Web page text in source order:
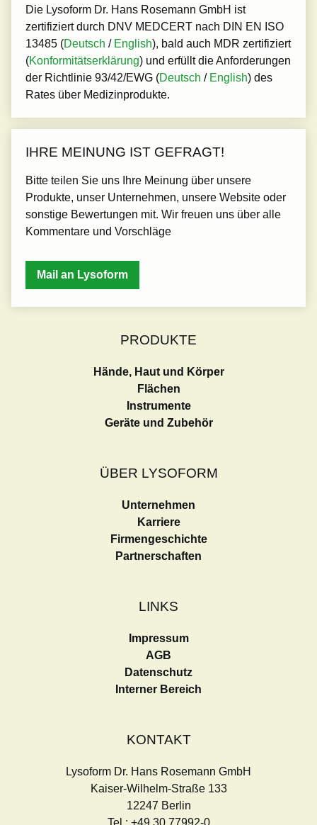
Die Lysoform Dr. Hans Rosemann GmbH ist
zertifiziert durch DNV MEDCERT nach DIN EN ISO
13485 (Deutsch / English), bald auch MDR zertifiziert
(Konformitätserklärung) und erfüllt die Anforderungen
der Richtlinie 93/42/EWG (Deutsch / English) des
Rates über Medizinprodukte.
IHRE MEINUNG IST GEFRAGT!
Bitte teilen Sie uns Ihre Meinung über unsere
Produkte, unser Unternehmen, unsere Website oder
sonstige Bewertungen mit. Wir freuen uns über alle
Kommentare und Vorschläge
Mail an Lysoform
PRODUKTE
Hände, Haut und Körper
Flächen
Instrumente
Geräte und Zubehör
ÜBER LYSOFORM
Unternehmen
Karriere
Firmengeschichte
Partnerschaften
LINKS
Impressum
AGB
Datenschutz
Interner Bereich
KONTAKT
Lysoform Dr. Hans Rosemann GmbH
Kaiser-Wilhelm-Straße 133
12247 Berlin
Tel.: +49 30 77992-0